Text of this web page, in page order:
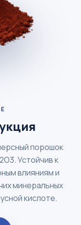
порошок
Устойчив к
влияниям и
минеральных
кислоте.